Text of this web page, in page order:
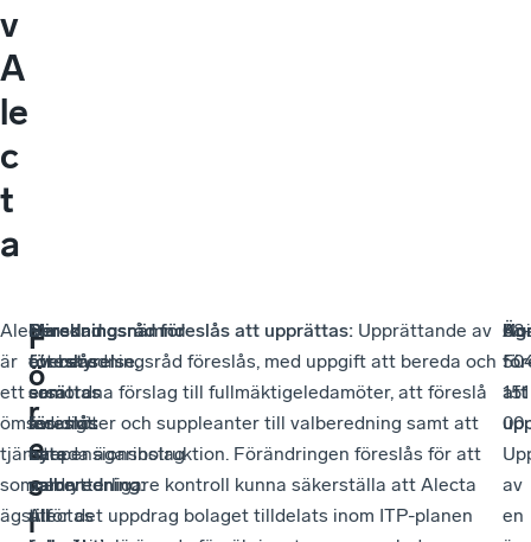
v
A
le
c
t
a
Alecta
är
ett
ömsesidigt
tjänstepensionsbolag
som
ägs
F
ö
r
e
s
l
Minskad
överstyrelse,
som
föreslås
byta
namn
till
Beredningsnämnd
föreslås
ersättas
av
en
valberedning:
Alectas
Beredningsråd föreslås att upprättas: Upprättande av
ett beredningsråd föreslås, med uppgift att bereda och
samordna förslag till fullmäktigeledamöter, att föreslå
ledamöter och suppleanter till valberedning samt att
bereda ägarinstruktion. Förändringen föreslås för att
med ytterligare kontroll kunna säkerställa att Alecta
utför det uppdrag bolaget tilldelats inom ITP-planen
att
av
en
08-
151
00